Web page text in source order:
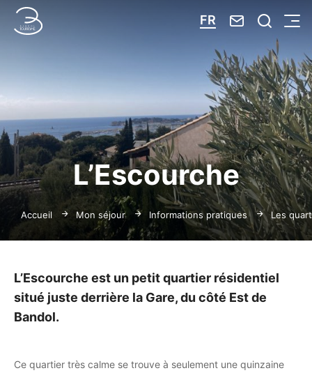
FR Nous Je
Menu
L’Escourche
Accueil Mon séjour Informations pratiques Les
L’Escourche est un petit quartier résidentiel
situé juste derrière la Gare, du côté Est de
Bandol.
Ce quartier très calme se trouve à seulement une quinzaine